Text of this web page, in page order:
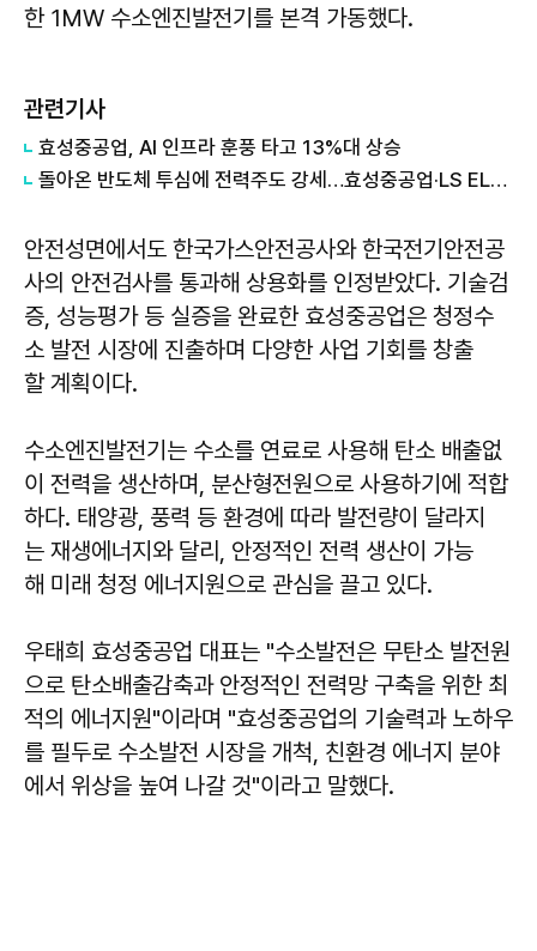
한 1MW 수소엔진발전기를 본격 가동했다.
관련기사
효성중공업, AI 인프라 훈풍 타고 13%대 상승
돌아온 반도체 투심에 전력주도 강세…효성중공업·LS ELECTRIC 20%대 급등
안전성면에서도 한국가스안전공사와 한국전기안전공
사의 안전검사를 통과해 상용화를 인정받았다. 기술검
증, 성능평가 등 실증을 완료한 효성중공업은 청정수
소 발전 시장에 진출하며 다양한 사업 기회를 창출
할 계획이다.
수소엔진발전기는 수소를 연료로 사용해 탄소 배출없
이 전력을 생산하며, 분산형전원으로 사용하기에 적합
하다. 태양광, 풍력 등 환경에 따라 발전량이 달라지
는 재생에너지와 달리, 안정적인 전력 생산이 가능
해 미래 청정 에너지원으로 관심을 끌고 있다.
우태희 효성중공업 대표는 "수소발전은 무탄소 발전원
으로 탄소배출감축과 안정적인 전력망 구축을 위한 최
적의 에너지원"이라며 "효성중공업의 기술력과 노하우
를 필두로 수소발전 시장을 개척, 친환경 에너지 분야
에서 위상을 높여 나갈 것"이라고 말했다.